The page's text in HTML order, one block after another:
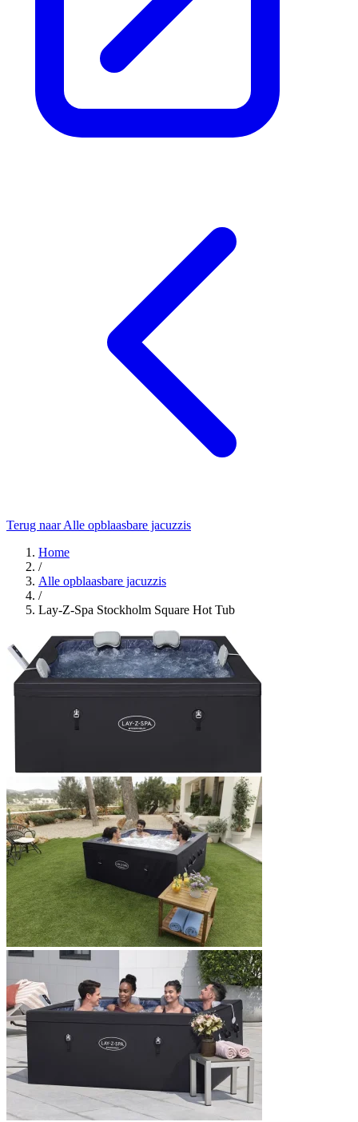
Terug naar Alle opblaasbare jacuzzis
Home
/
Alle opblaasbare jacuzzis
/
Lay-Z-Spa Stockholm Square Hot Tub